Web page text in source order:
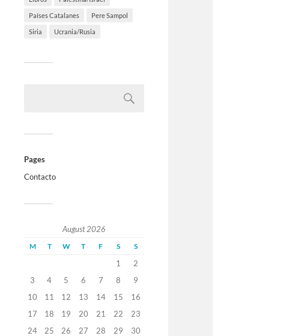
Países Catalanes Pere Sampol
Siria Ucrania/Rusia
Pages
Contacto
August 2026
M T W T F S S
1
2
3
4 5 6 7 8
9
10
11 12 13 14 15
16
17
18 19 20 21 22
23
24
25 26 27 28 29
30